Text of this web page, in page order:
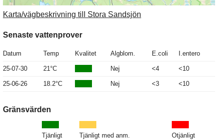
Karta/vägbeskrivning till Stora Sandsjön
Senaste vattenprover
Datum Temp Kvalitet Algblom. E.coli I.entero
25-07-30 21°C Nej <4 <10
25-06-26 18.2°C Nej <3 <10
Gränsvärden
Tjänligt Tjänligt med anm. Otjänligt